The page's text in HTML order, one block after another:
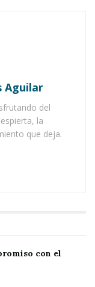
de gobierno
Nayarit y
Zona Militar
fortalecer la
Aguilar
del
la
que deja.
con el